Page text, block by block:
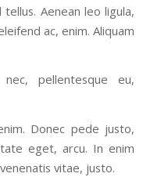
Aenean leo ligula,
ac, enim. Aliquam
pellentesque eu,
Donec pede justo,
eget, arcu. In enim
vitae, justo.